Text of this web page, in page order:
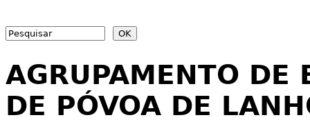
Search form
AGRUPAMENTO DE
DE PÓVOA DE